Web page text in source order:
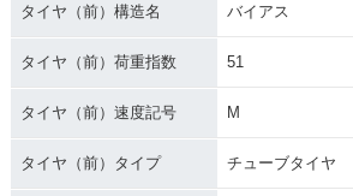
タイヤ（前）構造名 バイアス
タイヤ（前）荷重指数 51
タイヤ（前）速度記号 M
タイヤ（前）タイプ チューブタイヤ